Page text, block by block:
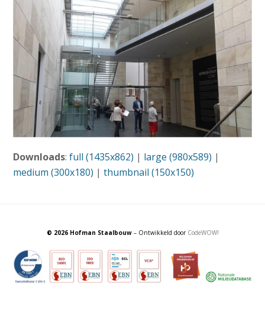
Downloads:full (1435x862) | large (980x589) |
medium (300x180) |thumbnail (150x150)
© 2026 Hofman Staalbouw– Ontwikkeld door CodeWOW!